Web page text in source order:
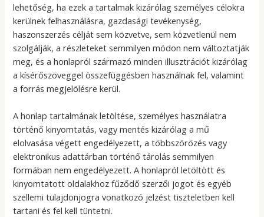
lehetőség, ha ezek a tartalmak kizárólag személyes célokra
kerülnek felhasználásra, gazdasági tevékenység,
haszonszerzés célját sem közvetve, sem közvetlenül nem
szolgálják, a részleteket semmilyen módon nem változtatják
meg, és a honlapról származó minden illusztrációt kizárólag
a kísérőszöveggel összefüggésben használnak fel, valamint
a forrás megjelölésre kerül.
A honlap tartalmának letöltése, személyes használatra
történő kinyomtatás, vagy mentés kizárólag a mű
elolvasása végett engedélyezett, a többszörözés vagy
elektronikus adattárban történő tárolás semmilyen
formában nem engedélyezett. A honlapról letöltött és
kinyomtatott oldalakhoz fűződő szerzői jogot és egyéb
szellemi tulajdonjogra vonatkozó jelzést tiszteletben kell
tartani és fel kell tüntetni.